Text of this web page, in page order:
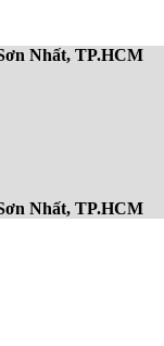
Nhất, TP.HCM
Nhất, TP.HCM